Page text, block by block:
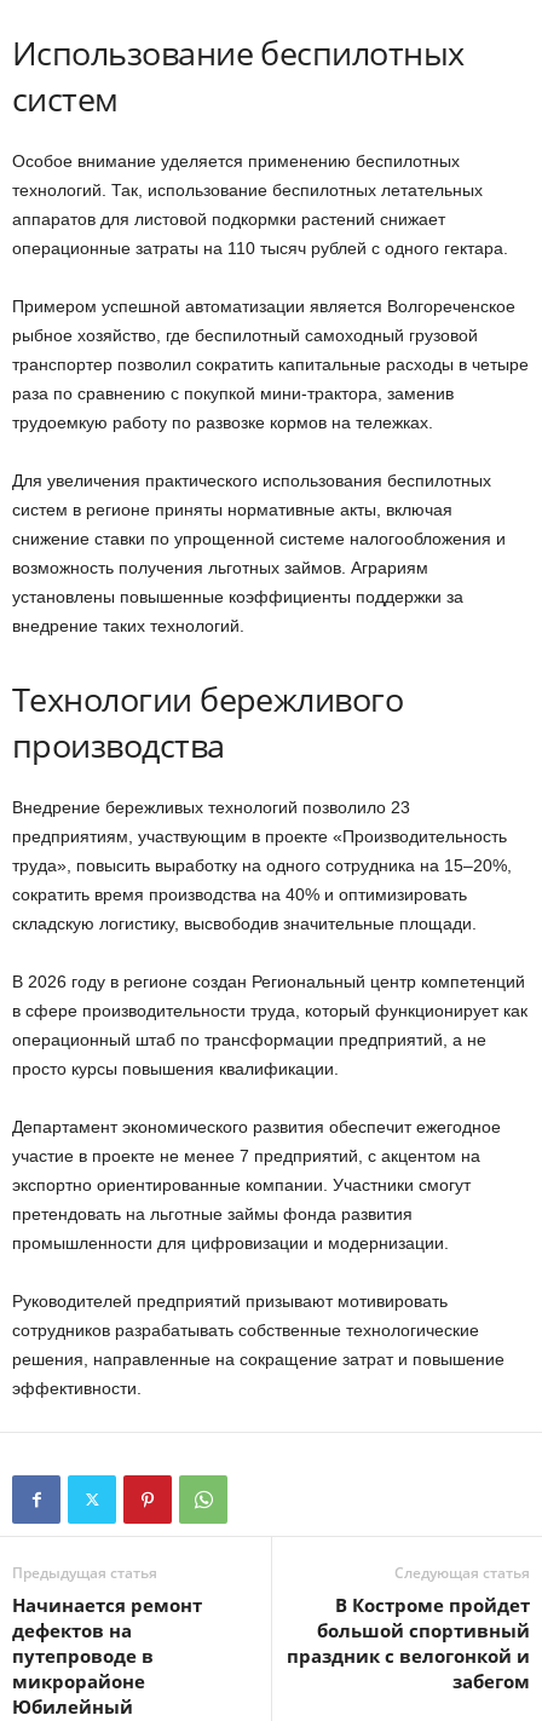
Использование беспилотных
систем
Особое внимание уделяется применению беспилотных
технологий. Так, использование беспилотных летательных
аппаратов для листовой подкормки растений снижает
операционные затраты на 110 тысяч рублей с одного гектара.
Примером успешной автоматизации является Волгореченское
рыбное хозяйство, где беспилотный самоходный грузовой
транспортер позволил сократить капитальные расходы в четыре
раза по сравнению с покупкой мини-трактора, заменив
трудоемкую работу по развозке кормов на тележках.
Для увеличения практического использования беспилотных
систем в регионе приняты нормативные акты, включая
снижение ставки по упрощенной системе налогообложения и
возможность получения льготных займов. Аграриям
установлены повышенные коэффициенты поддержки за
внедрение таких технологий.
Технологии бережливого
производства
Внедрение бережливых технологий позволило 23
предприятиям, участвующим в проекте «Производительность
труда», повысить выработку на одного сотрудника на 15–20%,
сократить время производства на 40% и оптимизировать
складскую логистику, высвободив значительные площади.
В 2026 году в регионе создан Региональный центр компетенций
в сфере производительности труда, который функционирует как
операционный штаб по трансформации предприятий, а не
просто курсы повышения квалификации.
Департамент экономического развития обеспечит ежегодное
участие в проекте не менее 7 предприятий, с акцентом на
экспортно ориентированные компании. Участники смогут
претендовать на льготные займы фонда развития
промышленности для цифровизации и модернизации.
Руководителей предприятий призывают мотивировать
сотрудников разрабатывать собственные технологические
решения, направленные на сокращение затрат и повышение
эффективности.
Предыдущая статья
Начинается ремонт
дефектов на
путепроводе в
микрорайоне
Юбилейный
Следующая статья
В Костроме пройдет
большой спортивный
праздник с велогонкой и
забегом